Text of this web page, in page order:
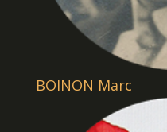
BOINON Marc